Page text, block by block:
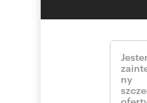
Rok budowy: 1950
Typ kuchni: aneks
Typ łazienki: z wc
Typ budynku: kamienica